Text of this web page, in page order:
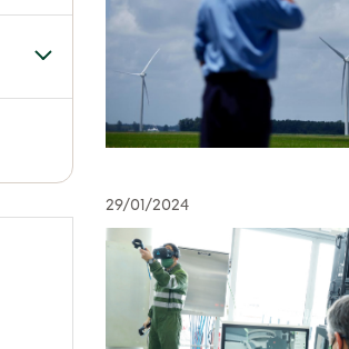
Alternar submenu de Redes sociais
29/01/2024